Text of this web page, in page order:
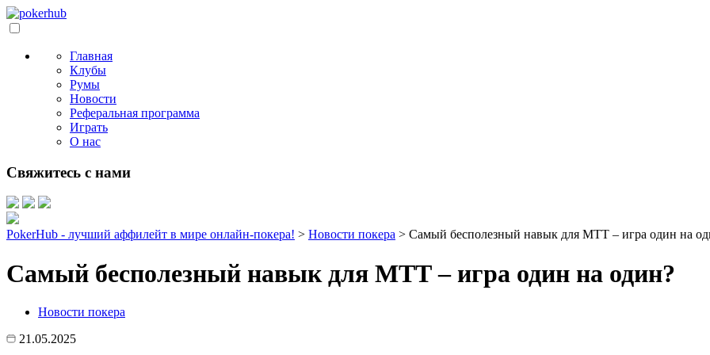
Главная
Клубы
Румы
Новости
Реферальная программа
Играть
О нас
Свяжитесь с нами
PokerHub - лучший аффилейт в мире онлайн-покера! > Новости покера > Самый бесполезный навык для МТТ – игра один на
Самый бесполезный навык для МТТ – игра один на один?
Новости покера
21.05.2025